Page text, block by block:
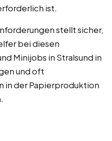
ist.
stellt sicher,
bei diesen
Minijobs in Stralsund in
und oft
in der Papierproduktion